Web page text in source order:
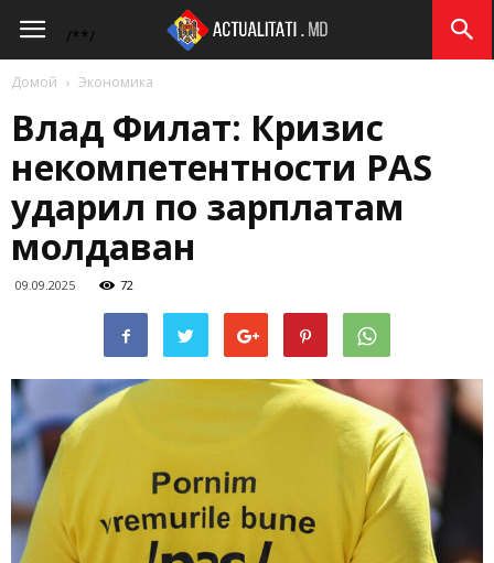
/**/
Actualitati.md
Домой Экономика
Влад Филат: Кризис
некомпетентности PAS
ударил по зарплатам
молдаван
09.09.2025 72